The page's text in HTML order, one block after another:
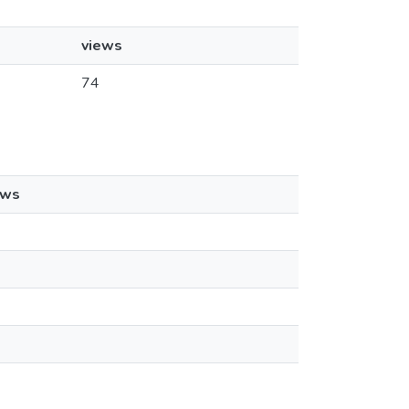
views
74